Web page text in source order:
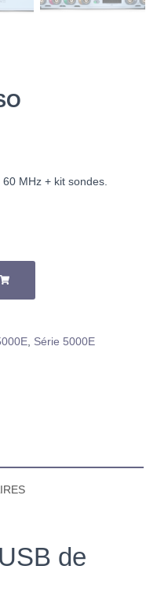
MHz + kit sondes.
Série 5000E
de